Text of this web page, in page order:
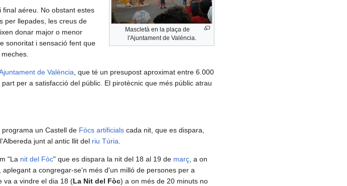
Mascletà en la plaça de
l'Ajuntament de Valéncia.
aéreu. No obstant estes
per llepades, les creus de
donar major o menor
sonoritat i sensació fent que
de Valéncia , que té un presupost aproximat entre 6.000
per a satisfacció del públic. El pirotècnic que més públic atrau
un Castell de Fòcs artificials cada nit, que es dispara,
junt al antic llit del riu Túria
"La nit del Fòc" que es dispara la nit del 18 al 19 de març , a on
, aplegant a congregar-se'n més d'un milló de persones per a
va a vindre el dia 18 (La Nit del Fòc) a on més de 20 minuts no